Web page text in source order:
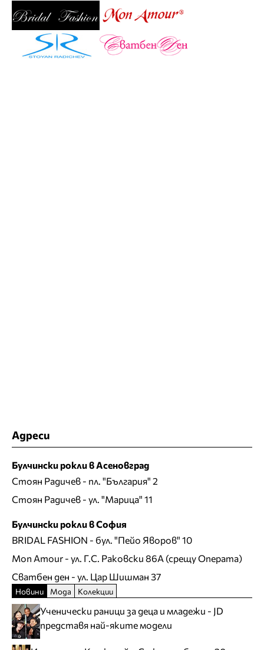
Адреси
Булчински рокли в Асеновград
Стоян Радичев - пл. "България" 2
Стоян Радичев - ул. "Марица" 11
Булчински рокли в София
BRIDAL FASHION - бул. "Пейо Яворов" 10
Mon Amour - ул. Г.С. Раковски 86А (срещу Операта)
Сватбен ден - ул. Цар Шишман 37
Новини Мода Колекции
Ученически раници за деца и младежи - JD
представя най-яките модели